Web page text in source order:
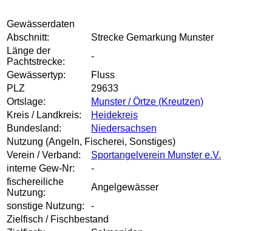
Gewässerdaten
Abschnitt:
Strecke Gemarkung Munster
Länge der
Pachtstrecke:
-
Gewässertyp:
Fluss
PLZ
29633
Ortslage:
Munster / Örtze (Kreutzen)
Kreis / Landkreis:
Heidekreis
Bundesland:
Niedersachsen
Nutzung (Angeln, Fischerei, Sonstiges)
Verein / Verband:
Sportangelverein Munster e.V.
interne Gew-Nr:
-
fischereiliche
Nutzung:
Angelgewässer
sonstige Nutzung:
-
Zielfisch / Fischbestand